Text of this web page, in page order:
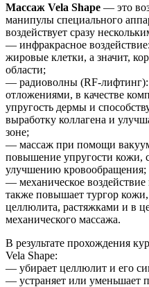
Массаж Vela Shape — это
манипулы специального
воздействует сразу
— инфракрасное
жировые клетки, а значит,
области;
— радиоволны (RF-лифтинг):
отложениями, в качестве
упругость дермы и
выработку коллагена и
зоне;
— массаж при помощи
повышение упругости кожи,
улучшению кровообращения;
— механическое
также повышает тургор
целлюлита, растяжками и в
механического массажа.
В результате прохождения
Vela Shape:
— убирает целлюлит и его
— устраняет или уменьшает